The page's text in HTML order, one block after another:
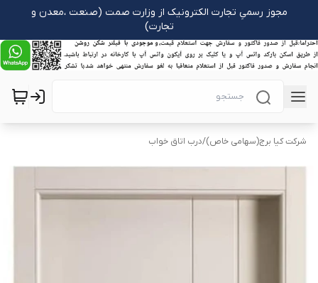
مجوز رسمیِ تجارت الکترونیک از وزارت صمت (صنعت ،معدن و
تجارت)
شرکت کیا برج(سهامی خاص)/درب اتاق خواب